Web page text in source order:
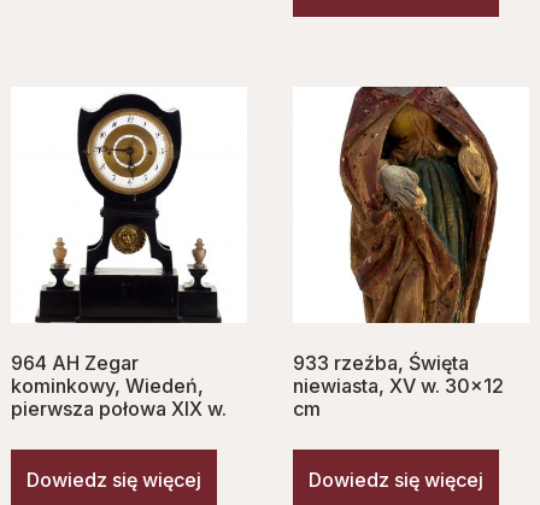
964 AH Zegar
kominkowy, Wiedeń,
pierwsza połowa XIX w.
Dowiedz się więcej
933 rzeźba, Ś‌więta
niewiasta, XV w. 30×12
cm
Dowiedz się więcej